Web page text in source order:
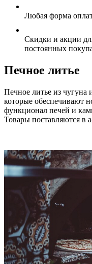
Любая форма
Скидки и акции
постоянных
Печное литье
Печное литье из чугуна
которые обеспечивают
функционал печей и
Товары поставляются в